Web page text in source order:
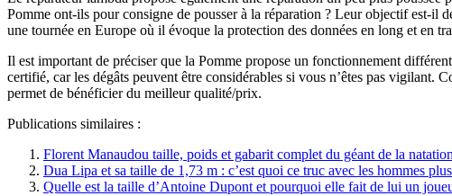
Pomme ont-ils pour consigne de pousser à la réparation ? Leur objectif est-il
une tournée en Europe où il évoque la protection des données en long et en
Il est important de préciser que la Pomme propose un fonctionnement
certifié, car les dégâts peuvent être considérables si vous n’êtes pas vigilant.
permet de bénéficier du meilleur qualité/prix.
Publications similaires :
Florent Manaudou taille, poids et gabarit complet du géant de la
Dua Lipa et sa taille de 1,73 m : c’est quoi ce truc avec les hommes
Quelle est la taille d’Antoine Dupont et pourquoi elle fait de lui un